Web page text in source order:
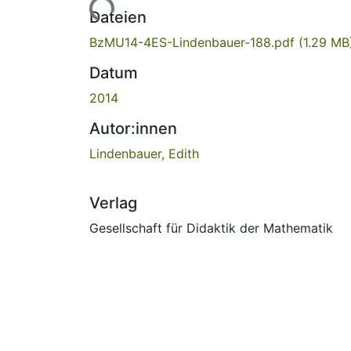
Lade...
Dateien
BzMU14-4ES-Lindenbauer-188.pdf (1.29
Datum
2014
Autor:innen
Lindenbauer, Edith
Verlag
Gesellschaft für Didaktik der Mathematik